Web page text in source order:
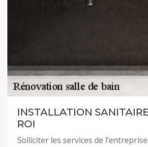
INSTALLATION
ROI
Solliciter les services de